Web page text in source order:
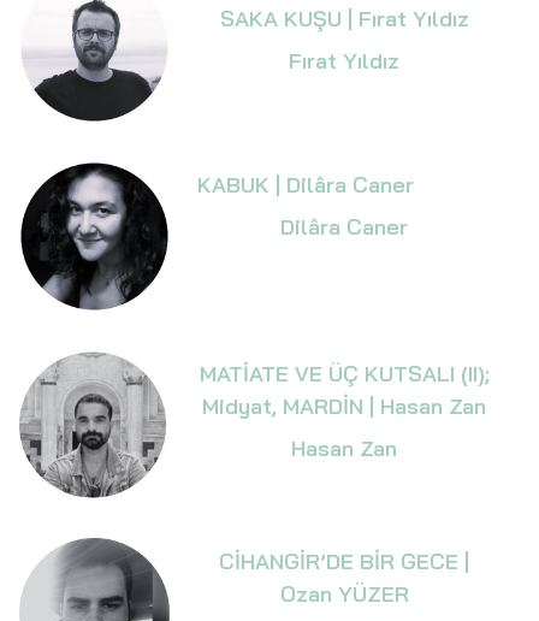
SAKA KUŞU | Fırat Yıldız
Fırat Yıldız
KABUK | Dilâra Caner
Dilâra Caner
MATİATE VE ÜÇ KUTSALI (II);
Midyat, MARDİN | Hasan Zan
Hasan Zan
CİHANGİR’DE BİR GECE |
Ozan YÜZER